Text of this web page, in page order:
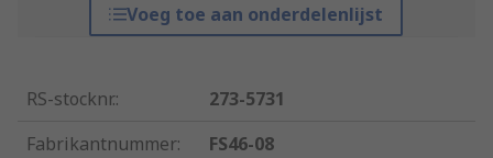
Voeg toe aan onderdelenlijst
RS-stocknr.:
273-5731
Fabrikantnummer:
FS46-08